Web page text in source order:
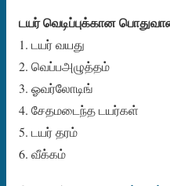
டயர் வெடிப்புக்கான
1. டயர் வயது
2. வெப்பஅழுத்தம்
3. ஓவர்லோடிங்
4. சேதமடைந்த டயர்கள்
5. டயர் தரம்
6. வீக்கம்